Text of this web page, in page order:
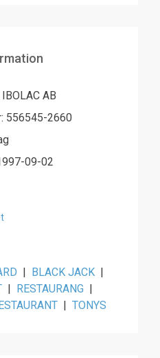
AB
556545-2660
09-02
| BLACK JACK |
| RESTAURANG |
| TONYS